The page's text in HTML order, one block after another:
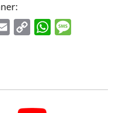
Email
Copy Link
WhatsApp